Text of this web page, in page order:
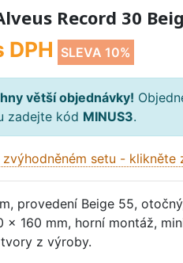
Record 30
DPH SLEVA 10%
větší objednávky!
zadejte kód MINUS3.
setu - klikněte
provedení Beige 55,
160 mm, horní montáž,
z výroby.